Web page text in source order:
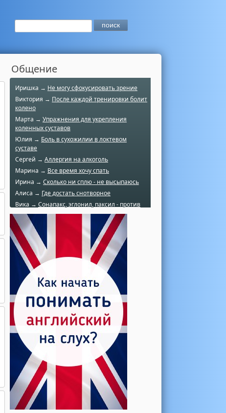
Общение
Иришка → Не могу сфокусировать зрение
Виктория → После каждой тренировки болит
колено
Марта → Упражнения для укрепления
коленных суставов
Юлия → Боль в сухожилии в локтевом
суставе
Сергей → Аллергия на алкоголь
Марина → Все время хочу спать
Ирина → Сколько ни сплю - не высыпаюсь
Алиса → Где достать снотворное
Вика → Сонапакс, эглонил, паксил - против
чего?
Катерина →
Боль в колене при нагрузке
Алла →Болят коленные суставы
Паша Щ. →
Боль в коленной чашечке
Ульяна Ф. →Болят и хрустят колени
Артемов Иван →
Болит и опухло колено
Чернов Игорь →Болят суставы при занятиях
спортом